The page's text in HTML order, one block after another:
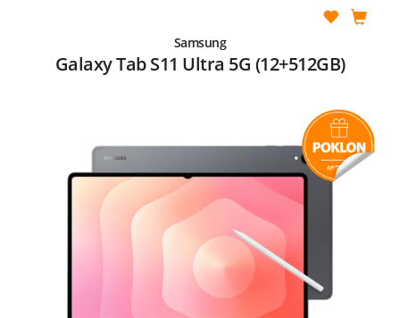
Samsung
Galaxy Tab S11 Ultra 5G (12+512GB)